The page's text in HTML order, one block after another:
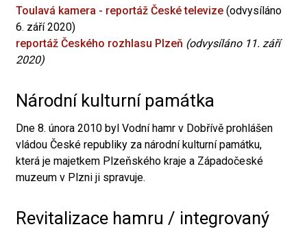
Toulavá kamera - reportáž České televize (odvysíláno
6. září 2020)
reportáž Českého rozhlasu Plzeň (odvysíláno 11. září
2020)
Národní kulturní památka
Dne 8. února 2010 byl Vodní hamr v Dobřívě prohlášen
vládou České republiky za národní kulturní památku,
která je majetkem Plzeňského kraje a Západočeské
muzeum v Plzni ji spravuje.
Revitalizace hamru / integrovaný